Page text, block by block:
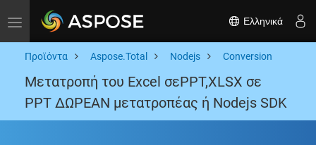
Toggle navigation Ελληνικά
Προϊόντα Aspose.Total Nodejs Conversion
Μετατροπή του Excel σεPPT,XLSX σε
PPT ΔΩΡΕΑΝ μετατροπέας ή Nodejs SDK